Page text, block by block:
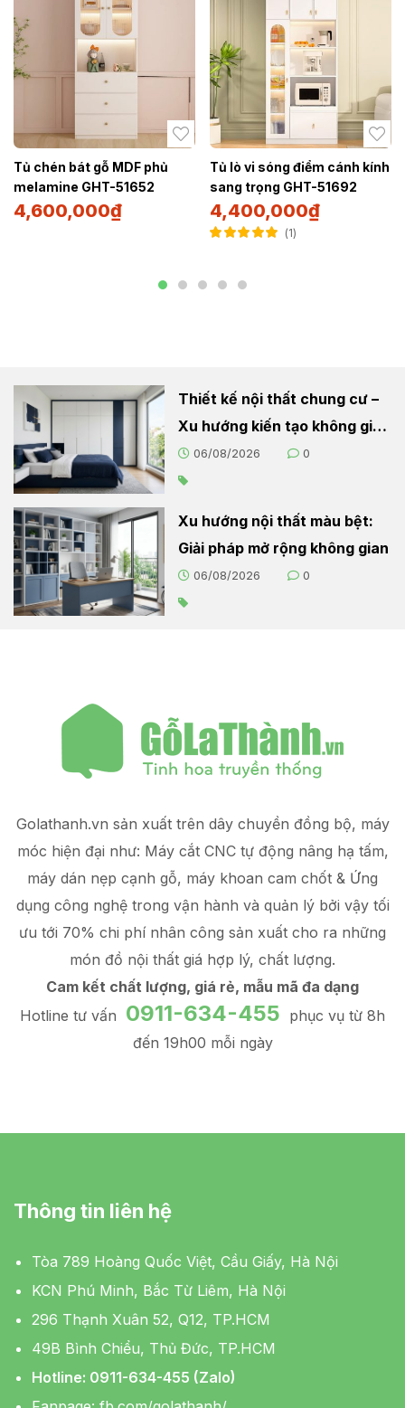
Tủ chén bát gỗ MDF phủ
melamine GHT-51652
4,600,000₫
Tủ lò vi sóng điểm cánh kính
sang trọng GHT-51692
4,400,000₫
1
Thiết kế nội thất chung cư –
Xu hướng kiến tạo không gian
sống hiện đại
06/08/2026 0
Xu hướng nội thất màu bệt:
Giải pháp mở rộng không gian
06/08/2026 0
Golathanh.vn sản xuất trên dây chuyền đồng bộ, máy
móc hiện đại như: Máy cắt CNC tự động nâng hạ tấm,
máy dán nẹp cạnh gỗ, máy khoan cam chốt & Ứng
dụng công nghệ trong vận hành và quản lý bởi vậy tối
ưu tới 70% chi phí nhân công sản xuất cho ra những
món đồ nội thất giá hợp lý, chất lượng.
Cam kết chất lượng, giá rẻ, mẫu mã đa dạng
Hotline tư vấn 0911-634-455 phục vụ từ 8h
đến 19h00 mỗi ngày
Thông tin liên hệ
Tòa 789 Hoàng Quốc Việt, Cầu Giấy, Hà Nội
KCN Phú Minh, Bắc Từ Liêm, Hà Nội
296 Thạnh Xuân 52, Q12, TP.HCM
49B Bình Chiểu, Thủ Đức, TP.HCM
Hotline: 0911-634-455 (Zalo)